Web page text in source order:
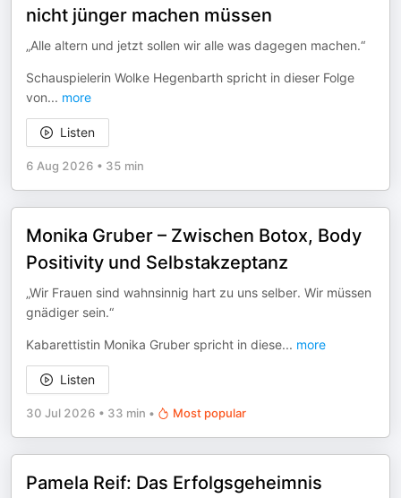
nicht jünger machen müssen
„Alle altern und jetzt sollen wir alle was dagegen machen.“
Schauspielerin Wolke Hegenbarth spricht in dieser Folge
von... more
Listen
6 Aug 2026 • 35 min
Monika Gruber – Zwischen Botox, Body
Positivity und Selbstakzeptanz
„Wir Frauen sind wahnsinnig hart zu uns selber. Wir müssen
gnädiger sein.“
Kabarettistin Monika Gruber spricht in diese... more
Listen
30 Jul 2026 • 33 min • Most popular
Pamela Reif: Das Erfolgsgeheimnis